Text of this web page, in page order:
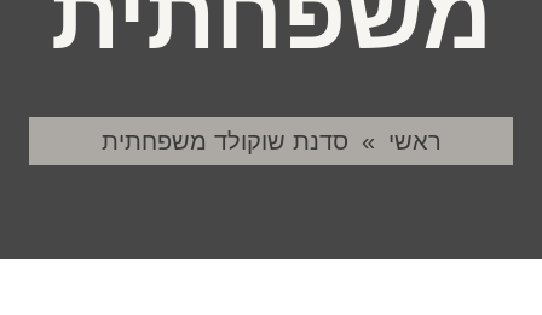
ראשי » סדנת שוקולד משפחתית